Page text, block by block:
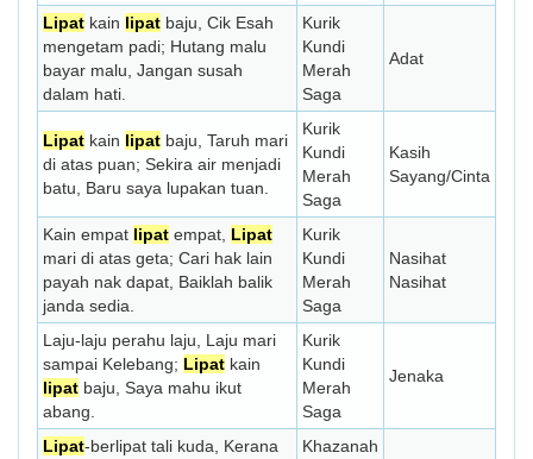
Lipat kain lipat baju, Cik Esah
mengetam padi; Hutang malu
bayar malu, Jangan susah
dalam hati.
Kurik
Kundi
Merah
Saga
Adat
Lipat kain lipat baju, Taruh mari
di atas puan; Sekira air menjadi
batu, Baru saya lupakan tuan.
Kurik
Kundi
Merah
Saga
Kasih
Sayang/Cinta
Kain empat lipat empat, Lipat
mari di atas geta; Cari hak lain
payah nak dapat, Baiklah balik
janda sedia.
Kurik
Kundi
Merah
Saga
Nasihat
Nasihat
Laju-laju perahu laju, Laju mari
sampai Kelebang; Lipat kain
lipat baju, Saya mahu ikut
abang.
Kurik
Kundi
Merah
Saga
Jenaka
Lipat-berlipat tali kuda, Kerana
Khazanah